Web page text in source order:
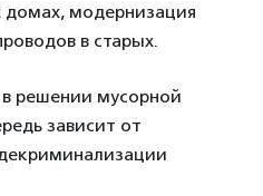
модернизация
в старых.
решении мусорной
зависит от